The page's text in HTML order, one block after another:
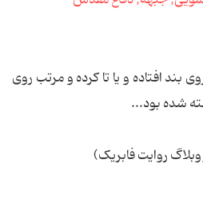
افتاده و یا تا کرده و مرتب روی
شده بود...
وبلاگ روایت فابریک)